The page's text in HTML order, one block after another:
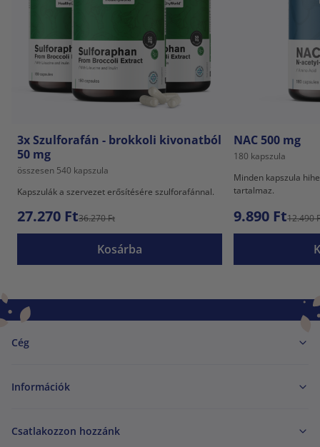
3x Szulforafán - brokkoli kivonatból
50 mg
összesen 540 kapszula
Kapszulák a szervezet erősítésére szulforafánnal.
27.270 Ft36.270 Ft
Kosárba
NAC 500 mg
180 kapszula
Minden kapszula
tartalmaz.
9.890 Ft12.490
Cég
Információk
Csatlakozzon hozzánk